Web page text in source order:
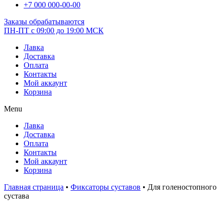
+7 000 000-00-00
Заказы обрабатываются
ПН-ПТ с 09:00 до 19:00 МСК
Лавка
Доставка
Оплата
Контакты
Мой аккаунт
Корзина
Menu
Лавка
Доставка
Оплата
Контакты
Мой аккаунт
Корзина
Главная страница • Фиксаторы суставов • Для голеностопного
сустава